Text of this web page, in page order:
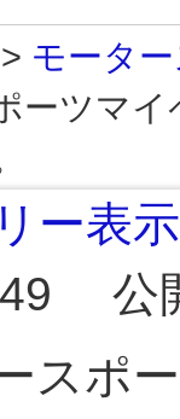
> モータ
ーツマ
ー表示
公
スポ